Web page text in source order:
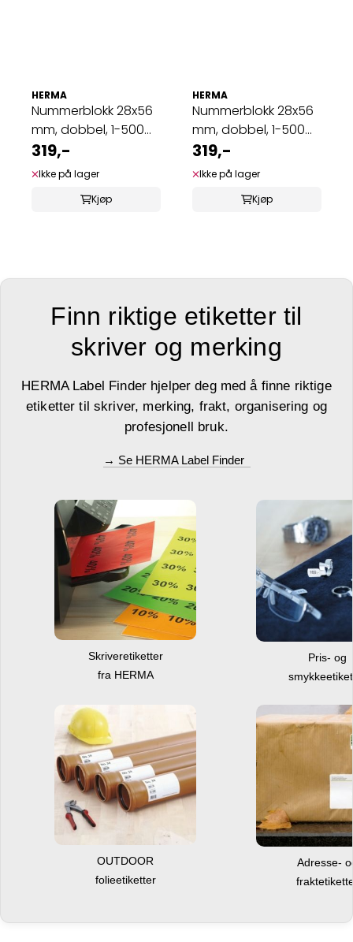
HERMA
Nummerblokk 28x56
mm, dobbel, 1-500
rød 100 ark, ...
319,-
Ikke på lager
Kjøp
HERMA
Nummerblokk 28x56
mm, dobbel, 1-500
grønn 100 ...
319,-
Ikke på lager
Kjøp
Finn riktige etiketter til
skriver og merking
HERMA Label Finder hjelper deg med å finne riktige
etiketter til skriver, merking, frakt, organisering og
profesjonell bruk.
→ Se HERMA Label Finder
Skriveretiketter
fra HERMA
Pris- og
OUTDOOR
folieetiketter
Adresse-